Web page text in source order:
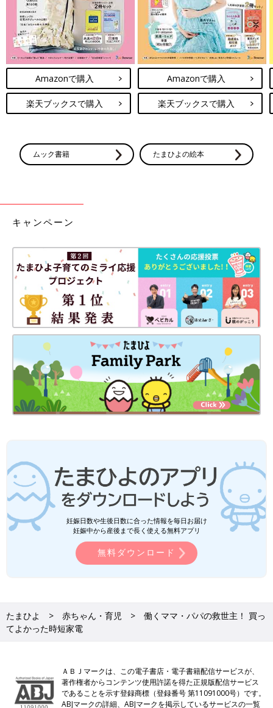
Amazonで購入
楽天ブックスで購入
Amazonで購入
楽天ブックスで購入
ムック書籍 たまひよの絵本
キャンペーン
妊娠日数や生後日数に合った情報を毎日お届け
妊娠中から産後まで長く使える無料アプリ
無料ダウンロード
たまひよ 赤ちゃん・育児
働くママ・パパの救世主！ 買っ
てよかった時短家電
ＡＢＪマークは、この電子書店・電子書籍配信サービスが、
著作権者からコンテンツ使用許諾を得た正規版配信サービス
であることを示す登録商標（登録番号 第11091000号）です。
ABJマークの詳細、ABJマークを掲示しているサービスの一覧